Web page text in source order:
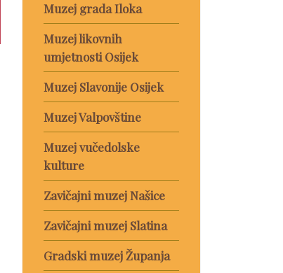
Muzej grada Iloka
Muzej likovnih
umjetnosti Osijek
Muzej Slavonije Osijek
Muzej Valpovštine
Muzej vučedolske
kulture
Zavičajni muzej Našice
Zavičajni muzej Slatina
Gradski muzej Županja